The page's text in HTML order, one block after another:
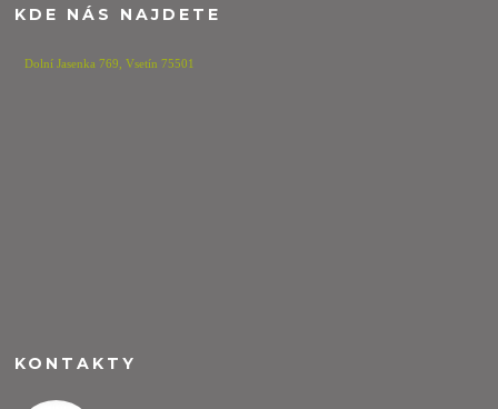
KDE NÁS NAJDETE
Dolní Jasenka 769,Vsetín 75501
KONTAKTY